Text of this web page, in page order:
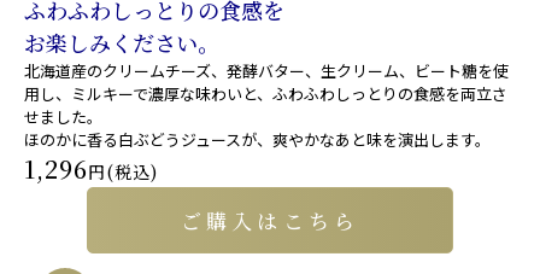
ふわふわしっとりの食感を
お楽しみください。
北海道産のクリームチーズ、発酵バター、生クリーム、ビート糖を使
用し、ミルキーで濃厚な味わいと、ふわふわしっとりの食感を両立さ
せました。
ほのかに香る白ぶどうジュースが、爽やかなあと味を演出します。
1,296円(税込)
ご購入はこちら